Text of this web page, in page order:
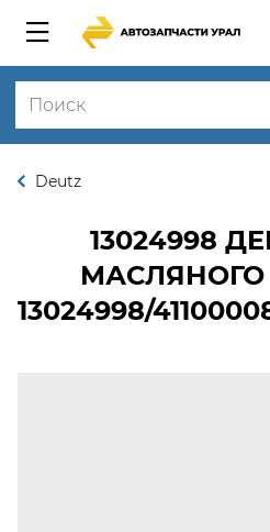
Deutz
13024998
13024998/